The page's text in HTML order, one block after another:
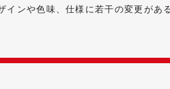
ンや色味、仕様に若干の変更があ